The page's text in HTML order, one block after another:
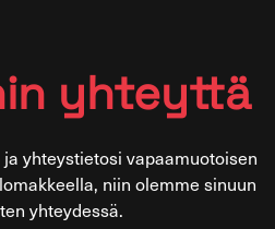
yh­teyt­tä
yh­teys­tie­to­si va­paa­muo­toi­sen
niin olem­me si­nuun
yh­tey­des­sä.